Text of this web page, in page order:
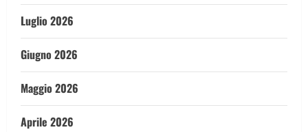
Luglio 2026
Giugno 2026
Maggio 2026
Aprile 2026